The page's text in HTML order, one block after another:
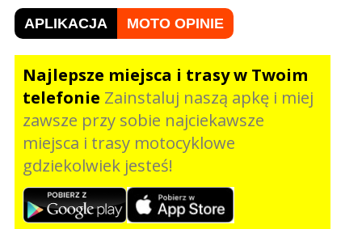
APLIKACJA MOTO OPINIE
Najlepsze miejsca i trasy w Twoim
telefonie Zainstaluj naszą apkę i miej
zawsze przy sobie najciekawsze
miejsca i trasy motocyklowe
gdziekolwiek jesteś!